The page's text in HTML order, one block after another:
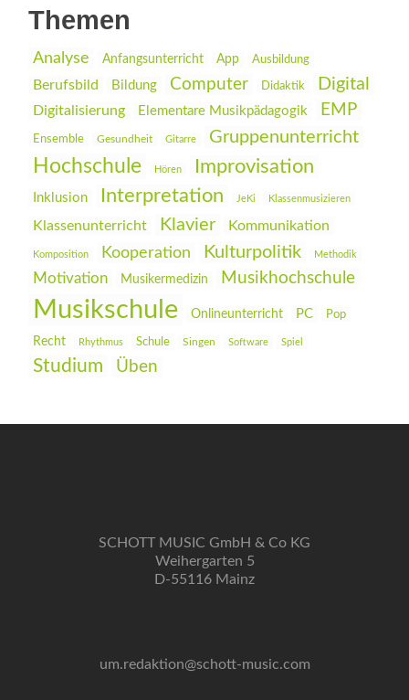
Themen
Analyse Anfangsunterricht App Ausbildung
Berufsbild Bildung Computer Didaktik Digital
Digitalisierung Elementare Musikpädagogik EMP
Ensemble Gesundheit Gitarre Gruppenunterricht
Hochschule Hören Improvisation
Inklusion Interpretation JeKi Klassenmusizieren
Klassenunterricht Klavier Kommunikation
Komposition Kooperation Kulturpolitik Methodik
Motivation Musikermedizin Musikhochschule
Musikschule Onlineunterricht PC Pop
Recht Rhythmus Schule Singen Software Spiel
Studium Üben
SCHOTT MUSIC GmbH & Co KG
Weihergarten 5
D-55116 Mainz
um.redaktion@schott-music.com